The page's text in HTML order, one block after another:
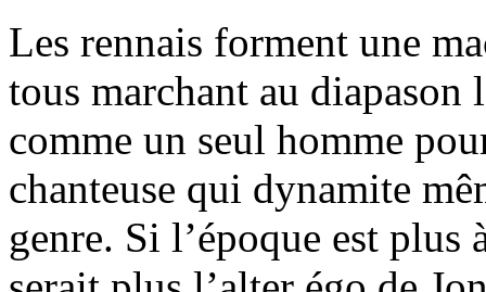
Les rennais forment une
tous marchant au diapason
comme un seul homme
chanteuse qui dynamite
genre. Si l’époque est